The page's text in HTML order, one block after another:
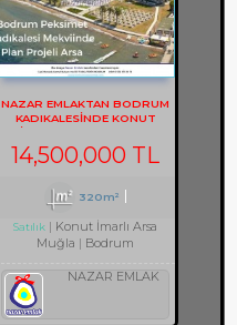
NAZAR EMLAKTAN BODRUM
KADIKALESINDE KONUT
IMARLI ARSA REF-1353
14,500,000 TL
320m²
Satılık
Konut İmarlı Arsa
Muğla
Bodrum
NAZAR EMLAK